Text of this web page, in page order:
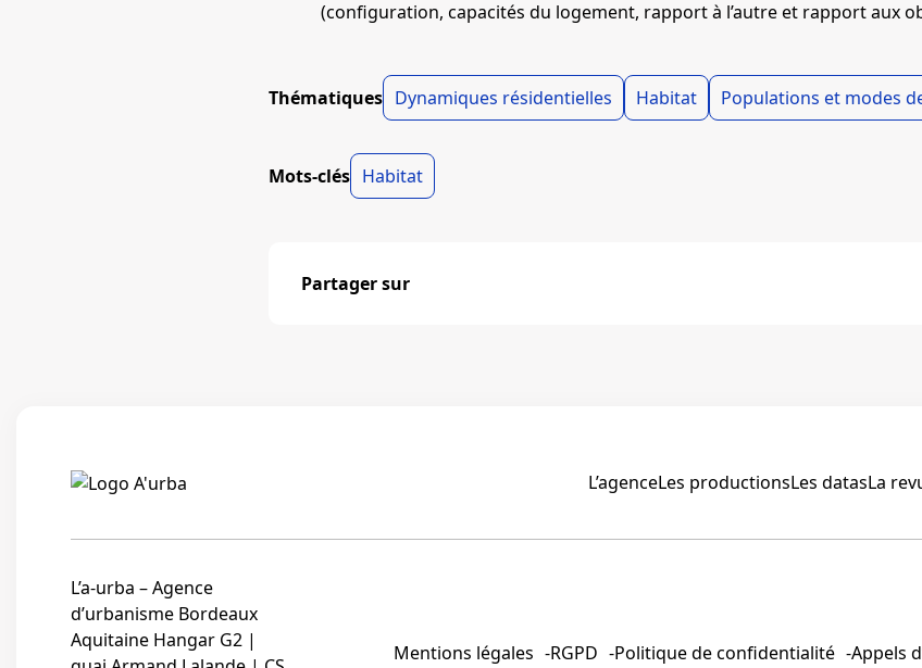
(configuration, capacités du logement, rapport à l’autre et rapport aux
Thématiques Dynamiques résidentielles Habitat Populations et modes
Mots-clés Habitat
Partager sur
L’agenceLes productionsLes datasLa
L’a-urba – Agence
d’urbanisme Bordeaux
Aquitaine Hangar G2 |
Mentions légales RGPD Politique de confidentialité Appels